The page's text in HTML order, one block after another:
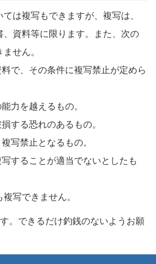
は複写もできますが、複写は、
資料等に限ります。また、次の
せん。
で、その条件に複写禁止が定めら
力を越えるもの。
する恐れのあるもの。
写禁止となるもの。
することが適当でないとしたも
写できません。
。できるだけ釣銭のないようお願